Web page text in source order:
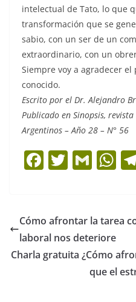
intelectual de Tato, lo que
transformación que se
sabio, con un ser de un
extraordinario, con un
Siempre voy a agradecer
conocido.
Escrito por el Dr. Alejandro
Publicado en Sinopsis,
Argentinos – Año 28 – N° 56
F
e
b
o
T
er
G
l
W
s
p
p
Cómo afrontar la tarea
laboral nos deteriore
Charla gratuita ¿Cómo
que el